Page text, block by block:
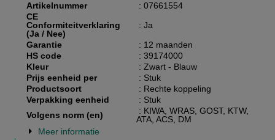
Artikelnummer
: 07661554
CE
Conformiteitverklaring
(Ja / Nee)
: Ja
Garantie
: 12 maanden
HS code
: 39174000
Kleur
: Zwart - Blauw
Prijs eenheid per
: Stuk
Productsoort
: Rechte koppeling
Verpakking eenheid
: Stuk
Volgens norm (en)
: KIWA, WRAS, GOST, KTW,
ATA, ACS, DM
Meer informatie